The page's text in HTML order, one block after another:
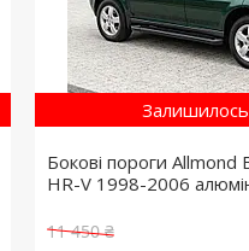
Бокові пороги Allmond
HR-V 1998-2006
11 450 ₴